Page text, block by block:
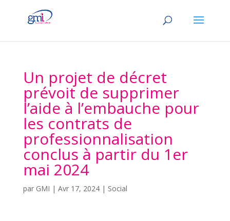
Un projet de décret
prévoit de supprimer
l’aide à l’embauche pour
les contrats de
professionnalisation
conclus à partir du 1er
mai 2024
par GMI | Avr 17, 2024| Social